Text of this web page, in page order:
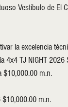
Vestíbulo de El
la excelencia
4x4 TJ NIGHT
$10,000.00 m.n.
$10,000.00 m.n.